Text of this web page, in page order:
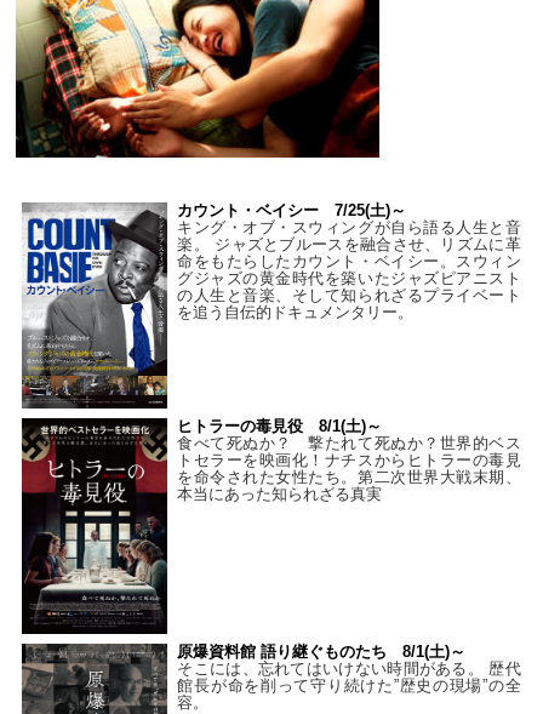
カウント・ベイシー 7/25(土)～
キング・オブ・スウィングが自ら語る人生と音
楽。 ジャズとブルースを融合させ、リズムに革
命をもたらしたカウント・ベイシー。スウィン
グジャズの黄金時代を築いたジャズピアニスト
の人生と音楽、そして知られざるプライベート
を追う自伝的ドキュメンタリー。
ヒトラーの毒見役 8/1(土)～
食べて死ぬか？ 撃たれて死ぬか？世界的ベス
トセラーを映画化！ナチスからヒトラーの毒見
を命令された女性たち。第二次世界大戦末期、
本当にあった知られざる真実
原爆資料館 語り継ぐものたち 8/1(土)～
そこには、忘れてはいけない時間がある。 歴代
館長が命を削って守り続けた”歴史の現場”の全
容。